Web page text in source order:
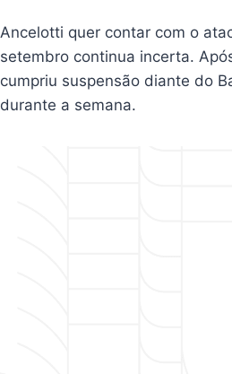
Ancelotti quer contar com o
setembro continua incerta.
cumpriu suspensão diante do
durante a semana.